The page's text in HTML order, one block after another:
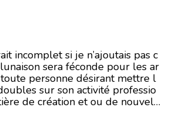
incomplet si je n’ajoutais pas c
sera féconde pour les ar
personne désirant mettre l
sur son activité professio
de création et ou de nouvell